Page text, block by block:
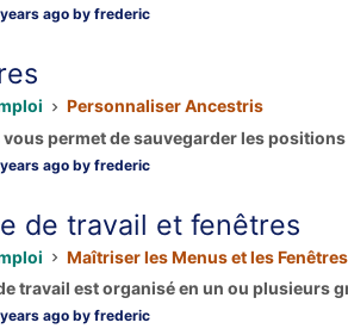
ago by frederic
Personnaliser Ancestris
permet de sauvegarder les
ago by frederic
de travail et fenêtres
Maîtriser les Menus et les Fenêtres
travail est organisé en un ou plusieurs
ago by frederic